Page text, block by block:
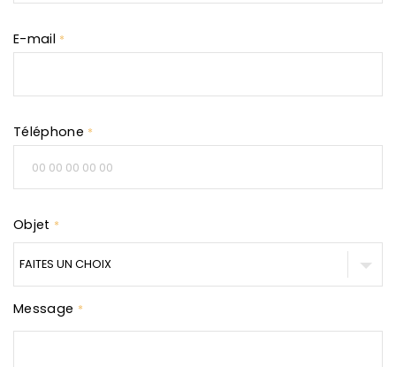
E-mail *
Téléphone *
Objet *
Message *